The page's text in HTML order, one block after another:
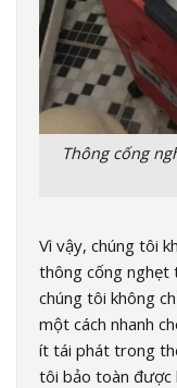
Thông cống
Vì vậy, chúng tôi
thông cống nghẹt
chúng tôi không
một cách nhanh
ít tái phát trong
tôi bảo toàn được